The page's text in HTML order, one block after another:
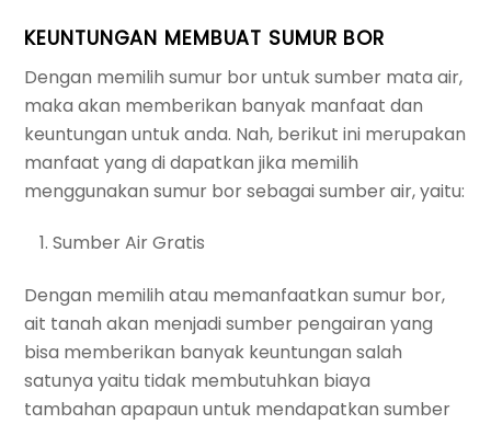
KEUNTUNGAN MEMBUAT SUMUR BOR
Dengan memilih sumur bor untuk sumber mata air,
maka akan memberikan banyak manfaat dan
keuntungan untuk anda. Nah, berikut ini merupakan
manfaat yang di dapatkan jika memilih
menggunakan sumur bor sebagai sumber air, yaitu:
Sumber Air Gratis
Dengan memilih atau memanfaatkan sumur bor,
ait tanah akan menjadi sumber pengairan yang
bisa memberikan banyak keuntungan salah
satunya yaitu tidak membutuhkan biaya
tambahan apapaun untuk mendapatkan sumber